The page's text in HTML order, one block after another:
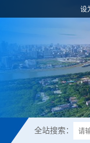
设
全站搜索：